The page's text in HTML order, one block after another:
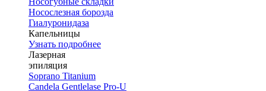
Носослезная борозда
Гиалуронидаза
Капельницы
Узнать подробнее
Лазерная
эпиляция
Soprano Titanium
Candela Gentlelase Pro-U